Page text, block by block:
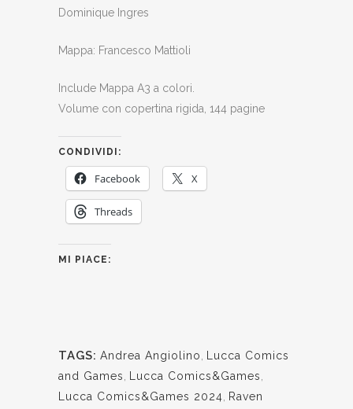
Dominique Ingres
Mappa: Francesco Mattioli
Include Mappa A3 a colori.
Volume con copertina rigida, 144 pagine
CONDIVIDI:
Facebook X
Threads
MI PIACE:
TAGS: Andrea Angiolino, Lucca Comics
and Games, Lucca Comics&Games,
Lucca Comics&Games 2024, Raven